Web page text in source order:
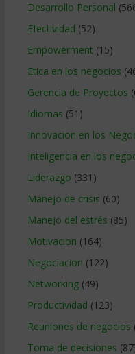
Desarrollo Personal
Efectividad (52)
Empowerment (15)
Etica en los negocios
Gerencia de Proyectos
Idiomas (51)
Innovacion en los
Inteligencia en los
Liderazgo (331)
Manejo de crisis (60)
Manejo del estrés (85)
Motivacion (164)
Negociacion (122)
Networking(49)
Productividad (123)
Reuniones de negocios
Toma de decisiones